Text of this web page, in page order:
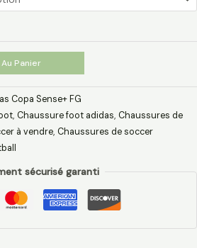
Panier
Copa Sense+ FG
, Chaussure foot adidas, Chaussures de
à vendre, Chaussures de soccer
sécurisé garanti